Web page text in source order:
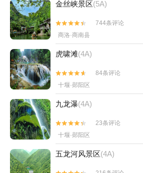
金丝峡景区(5A)


744条评论
商洛·商南县
虎啸滩(4A)


84条评论
十堰·郧阳区
九龙瀑(4A)


23条评论
十堰·郧阳区
五龙河风景区(4A)